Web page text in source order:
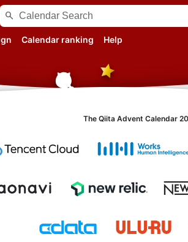
search
Calendar ranking Help
The Qiita Advent Calendar